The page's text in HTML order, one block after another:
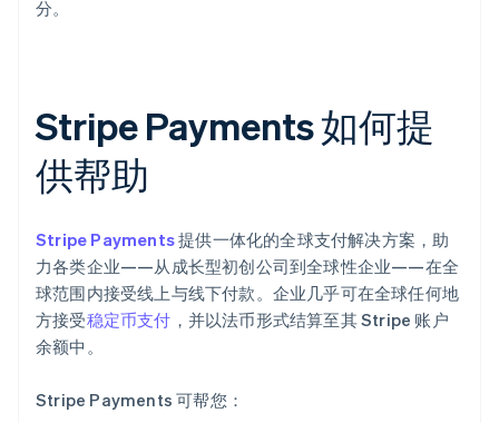
分。
Stripe Payments 如何提
供帮助
Stripe Payments提供一体化的全球支付解决方案，助
力各类企业——从成长型初创公司到全球性企业——在全
球范围内接受线上与线下付款。企业几乎可在全球任何地
方接受稳定币支付 ，并以法币形式结算至其 Stripe 账户
余额中。
Stripe Payments 可帮您：